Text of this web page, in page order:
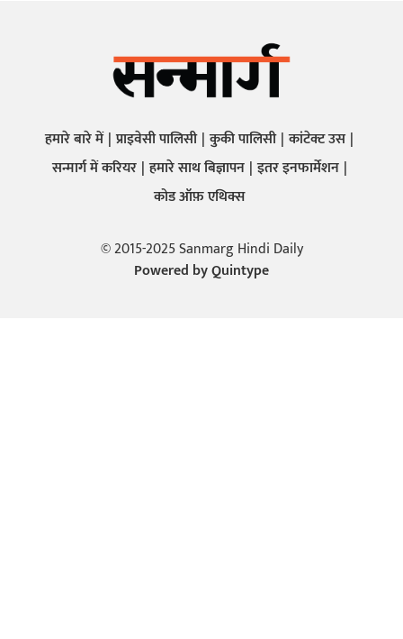
हमारे बारे में प्राइवेसी पालिसी कुकी पालिसी कांटेक्ट उस
सन्मार्ग में करियर हमारे साथ बिज्ञापन इतर इनफार्मेशन
कोड ऑफ़ एथिक्स
© 2015-2025 Sanmarg Hindi Daily
Powered byQuintype